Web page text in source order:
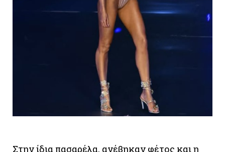
Στην ίδια πασαρέλα, ανέβηκαν φέτος και η